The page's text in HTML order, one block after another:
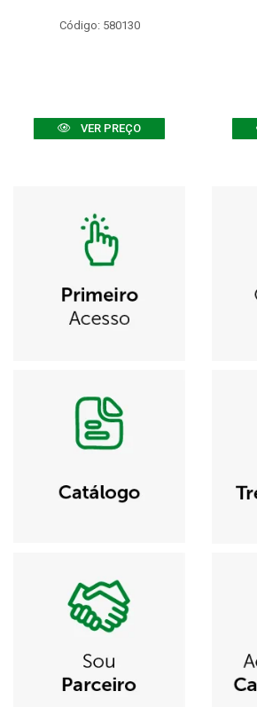
Código: 580130
VER PREÇO